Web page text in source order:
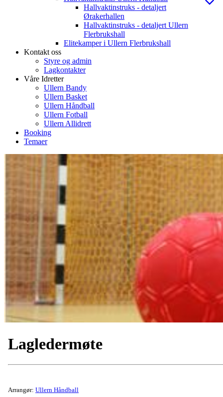
Hallvaktinstruks - detaljert
Ørakerhallen
Hallvaktinstruks - detaljert Ullern
Flerbrukshall
Elitekamper i Ullern Flerbrukshall
Kontakt oss
Styre og admin
Lagkontakter
Våre Idretter
Ullern Bandy
Ullern Basket
Ullern Håndball
Ullern Fotball
Ullern Allidrett
Booking
Temaer
Lagledermøte
Arrangør: Ullern Håndball